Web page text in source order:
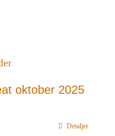
oktober 2025
Detaljer